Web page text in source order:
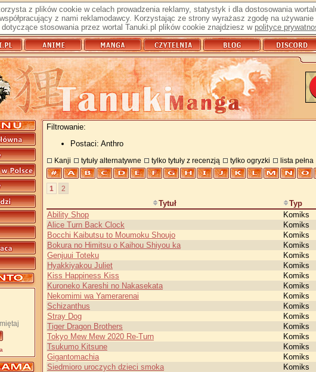
z plików cookie w celach prowadzenia reklamy, statystyk i dla dostosowania
z nami reklamodawcy. Korzystając ze strony wyrażasz zgodę na
dotyczące stosowania przez wortal Tanuki.pl plików cookie znajdziesz w polityce
Filtrowanie:
Postaci: Anthro
Kanji tytuły alternatywne tylko tytuły z recenzją tylko ogryzki lista pełna
1 2
Tytuł Typ
Ability Shop
Komiks
Alice Turn Back Clock
Komiks
Bocchi Kaibutsu to Moumoku Shoujo
Komiks
Bokura no Himitsu o Kaihou Shiyou ka
Komiks
Genjuui Toteku
Komiks
Hyakkiyakou Juliet
Komiks
Kiss Happiness Kiss
Komiks
Kuroneko Kareshi no Nakasekata
Komiks
Nekomimi wa Yamerarenai
Komiks
Schizanthus
Komiks
Stray Dog
Komiks
Tiger Dragon Brothers
Komiks
Tokyo Mew Mew 2020 Re-Turn
Komiks
Tsukumo Kitsune
Komiks
Gigantomachia
Komiks
Siedmioro uroczych dzieci smoka
Komiks